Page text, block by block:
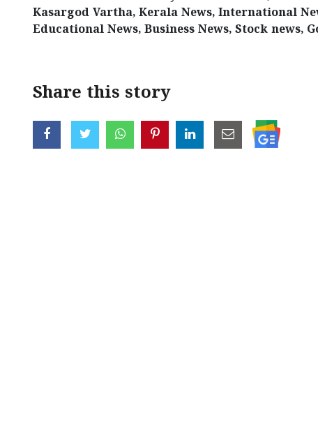
Kasargod Vartha, Kerala News, International
Educational News, Business News, Stock news,
Share this story